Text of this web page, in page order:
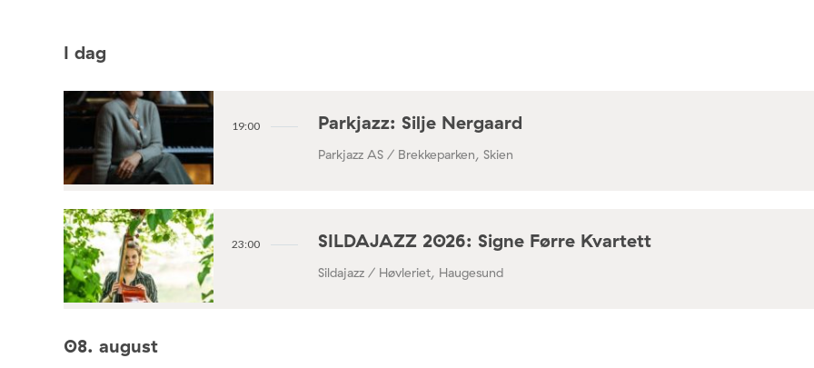
I dag
19:00 Parkjazz: Silje Nergaard
Parkjazz AS / Brekkeparken, Skien
23:00 SILDAJAZZ 2026: Signe Førre Kvartett
Sildajazz / Høvleriet, Haugesund
08. august